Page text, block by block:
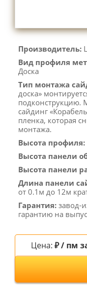
Производитель:
Вид профиля
Доска
Тип монтажа
доска»
подконструкцию.
сайдинг
пленка, которая
монтажа.
Высота профиля:
Высота панели
Высота панели
Длина панели
от 0.1м до 12м
Гарантия: завод-
гарантию на
Цена: ₽ / пм